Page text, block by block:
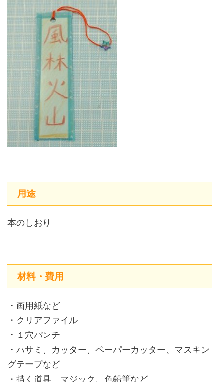
用途
本のしおり
材料・費用
・画用紙など
・クリアファイル
・１穴パンチ
・ハサミ、カッター、ペーパーカッター、マスキン
グテープなど
・描く道具 マジック、色鉛筆など